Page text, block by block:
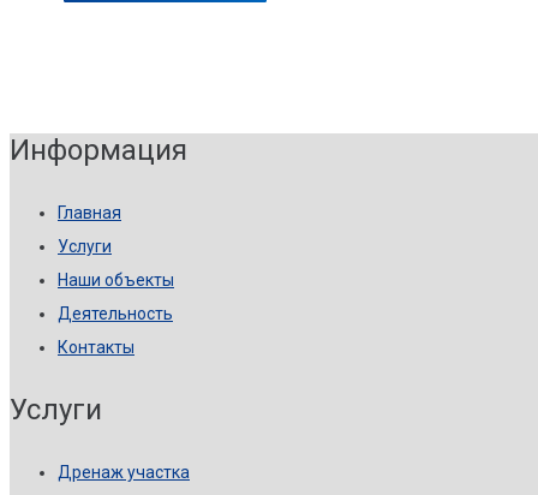
Информация
Главная
Услуги
Наши объекты
Деятельность
Контакты
Услуги
Дренаж участка